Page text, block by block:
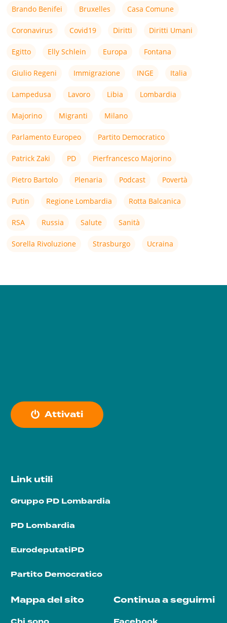
Brando Benifei Bruxelles Casa Comune
Coronavirus Covid19 Diritti Diritti Umani
Egitto Elly Schlein Europa Fontana
Giulio Regeni Immigrazione INGE Italia
Lampedusa Lavoro Libia Lombardia
Majorino Migranti Milano
Parlamento Europeo Partito Democratico
Patrick Zaki PD Pierfrancesco Majorino
Pietro Bartolo Plenaria Podcast Povertà
Putin Regione Lombardia Rotta Balcanica
RSA Russia Salute Sanità
Sorella Rivoluzione Strasburgo Ucraina
Attivati
Link utili
Gruppo PD Lombardia
PD Lombardia
EurodeputatiPD
Partito Democratico
Mappa del sito Continua a seguirmi